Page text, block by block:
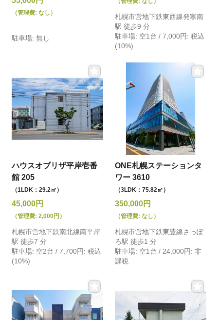
（管理費: なし）
駐車場: 無し
札幌市営地下鉄東西線発寒南
駅 徒歩9 分
駐車場: 空1台 / 7,000円: 税込
(10%)
ハウスオブリザ平岸壱番
館 205
（1LDK：29.2㎡）
45,000円
（管理費: 2,000円）
札幌市営地下鉄南北線南平岸
駅 徒歩7 分
駐車場: 空2台 / 7,700円: 税込
(10%)
ONE札幌ステーションタ
ワー 3610
（3LDK：75.82㎡）
350,000円
（管理費: なし）
札幌市営地下鉄東豊線さっぽ
ろ駅 徒歩1 分
駐車場: 空1台 / 24,000円: 非
課税